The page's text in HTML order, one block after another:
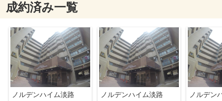
成約済み一覧
ノルデンハイム淡路 ノルデンハイム淡路 ノルデン